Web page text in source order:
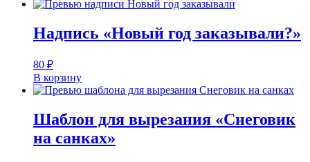
Надпись «Новый год заказывали?»
80 ₽
В корзину
Шаблон для вырезания «Снеговик
на санках»